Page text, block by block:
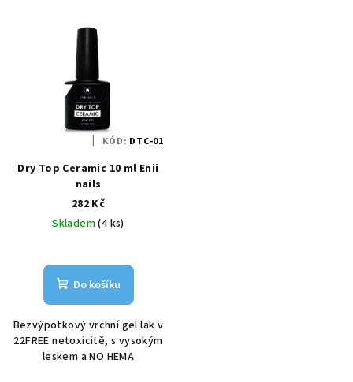
Dry Top Ceramic 10 ml Enii
nails
282 Kč
Skladem(4 ks)
Do košíku
Bezvýpotkový vrchní gel lak v
22FREE netoxicitě, s vysokým
leskem a NO HEMA
KÓD: DTC-01